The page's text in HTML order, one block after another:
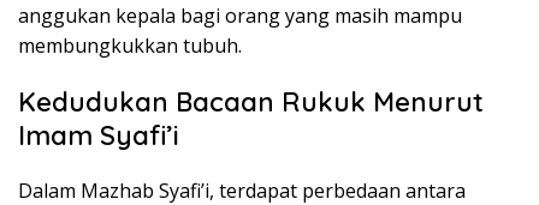
anggukan kepala bagi orang yang masih mampu
membungkukkan tubuh.
Kedudukan Bacaan Rukuk Menurut
Imam Syafi’i
Dalam Mazhab Syafi’i, terdapat perbedaan antara